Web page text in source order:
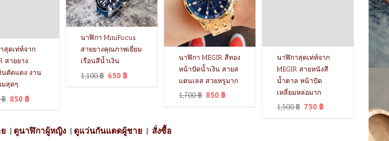
สุดเท่ห์จาก
สายยาง
นตัดแดง งาน
มสุดๆ
฿ 850 ฿
นาฬิกา MiniFocus
สายยางคุณภาพเยี่ยม
เรือนสีน้ำเงิน
1,100฿ 650 ฿
นาฬิกา MEGIR สีทอง
หน้าปัดน้ำเงิน สายส
แตนเลส สวยหรูมาก
1,700฿ 850 ฿
นาฬิกาสุดเท่ห์จาก
MEGIR สายหนังสี
น้ำตาล หน้าปัด
เหลี่ยมหล่อมาก
1,500฿ 750 ฿
| ดูนาฬิกาผู้หญิง | ดูแว่นกันแดดผู้ชาย | สั่งซื้อ